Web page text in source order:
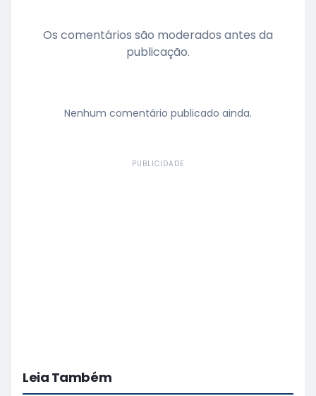
Os comentários são moderados antes da
publicação.
Nenhum comentário publicado ainda.
PUBLICIDADE
Leia Também